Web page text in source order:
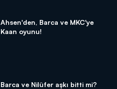
Ahsen'den, Barca ve MKC'ye
Kaan oyunu!
Barca ve Nilüfer aşkı bitti mi?